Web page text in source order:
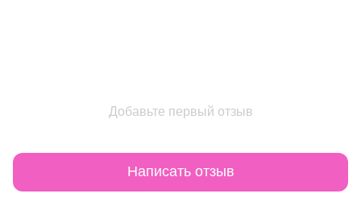
Добавьте первый отзыв
Написать отзыв